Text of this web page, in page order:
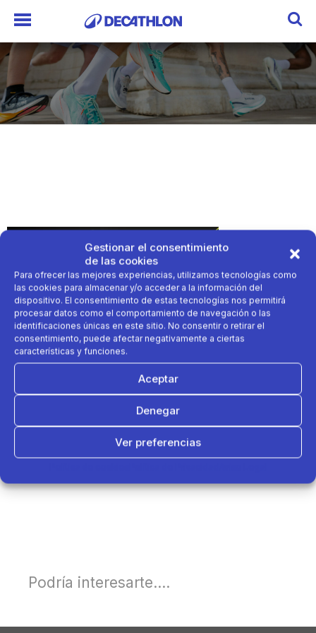
Gestionar el consentimiento
de las cookies
Para ofrecer las mejores experiencias, utilizamos tecnologías como
las cookies para almacenar y/o acceder a la información del
dispositivo. El consentimiento de estas tecnologías nos permitirá
procesar datos como el comportamiento de navegación o las
identificaciones únicas en este sitio. No consentir o retirar el
consentimiento, puede afectar negativamente a ciertas
características y funciones.
Aceptar
Denegar
Ver preferencias
Podría interesarte....